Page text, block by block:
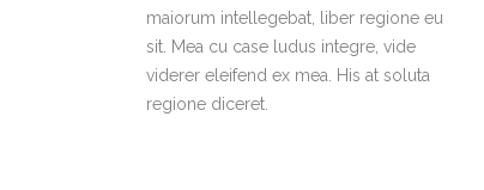
maiorum intellegebat, liber regione eu
sit. Mea cu case ludus integre, vide
viderer eleifend ex mea. His at soluta
regione diceret.